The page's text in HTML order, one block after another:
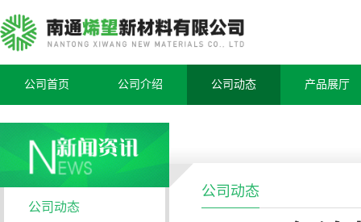
公司首页 公司介绍 公司动态 产品展厅
公司动态
公司动态